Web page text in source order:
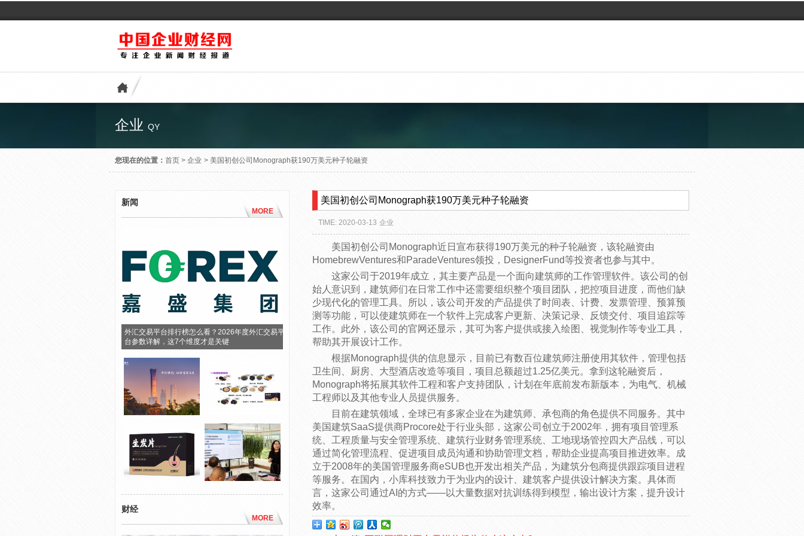
企业 QY
您现在的位置： 首页 > 企业 > 美国初创公司Monograph获190万美元种子轮融资
新闻
MORE
外汇交易平台排行榜怎么看？2026年度外汇交易平
台参数详解，这7个维度才是关键
财经
MORE
美国初创公司Monograph获190万美元种子轮融资
TIME: 2020-03-13 企业
美国初创公司Monograph近日宣布获得190万美元的种子轮融资，该轮融资由
HomebrewVentures和ParadeVentures领投，DesignerFund等投资者也参与其中。
这家公司于2019年成立，其主要产品是一个面向建筑师的工作管理软件。该公司的创
始人意识到，建筑师们在日常工作中还需要组织整个项目团队，把控项目进度，而他们缺
少现代化的管理工具。所以，该公司开发的产品提供了时间表、计费、发票管理、预算预
测等功能，可以使建筑师在一个软件上完成客户更新、决策记录、反馈交付、项目追踪等
工作。此外，该公司的官网还显示，其可为客户提供或接入绘图、视觉制作等专业工具，
帮助其开展设计工作。
根据Monograph提供的信息显示，目前已有数百位建筑师注册使用其软件，管理包括
卫生间、厨房、大型酒店改造等项目，项目总额超过1.25亿美元。拿到这轮融资后，
Monograph将拓展其软件工程和客户支持团队，计划在年底前发布新版本，为电气、机械
工程师以及其他专业人员提供服务。
目前在建筑领域，全球已有多家企业在为建筑师、承包商的角色提供不同服务。其中
美国建筑SaaS提供商Procore处于行业头部，这家公司创立于2002年，拥有项目管理系
统、工程质量与安全管理系统、建筑行业财务管理系统、工地现场管控四大产品线，可以
通过简化管理流程、促进项目成员沟通和协助管理文档，帮助企业提高项目推进效率。成
立于2008年的美国管理服务商eSUB也开发出相关产品，为建筑分包商提供跟踪项目进程
等服务。在国内，小库科技致力于为业内的设计、建筑客户提供设计解决方案。具体而
言，这家公司通过AI的方式——以大量数据对抗训练得到模型，输出设计方案，提升设计
效率。